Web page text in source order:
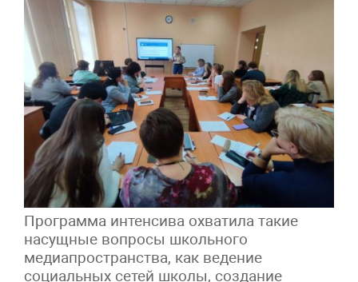
Программа интенсива охватила такие
насущные вопросы школьного
медиапространства, как ведение
социальных сетей школы, создание